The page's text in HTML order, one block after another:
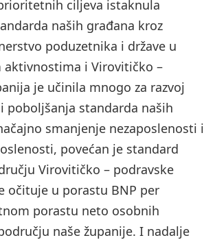
ciljeva istaknula
naših građana kroz
poduzetnika i države u
aktivnostima i Virovitičko –
je učinila mnogo za razvoj
poboljšanja standarda naših
smanjenje nezaposlenosti i
povećan je standard
Virovitičko – podravske
očituje u porastu BNP per
porastu neto osobnih
naše županije. I nadalje